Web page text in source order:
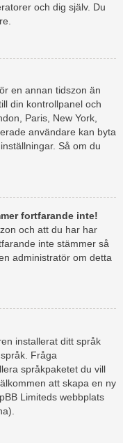
och dig själv. Du
en annan tidszon än
din kontrollpanel och
Paris, New York,
användare kan byta
Så om du
fortfarande inte!
och att du har har
inte stämmer så
administratör om detta
installerat ditt språk
Fråga
språkpaketet du vill
att skapa en ny
Limiteds webbplats